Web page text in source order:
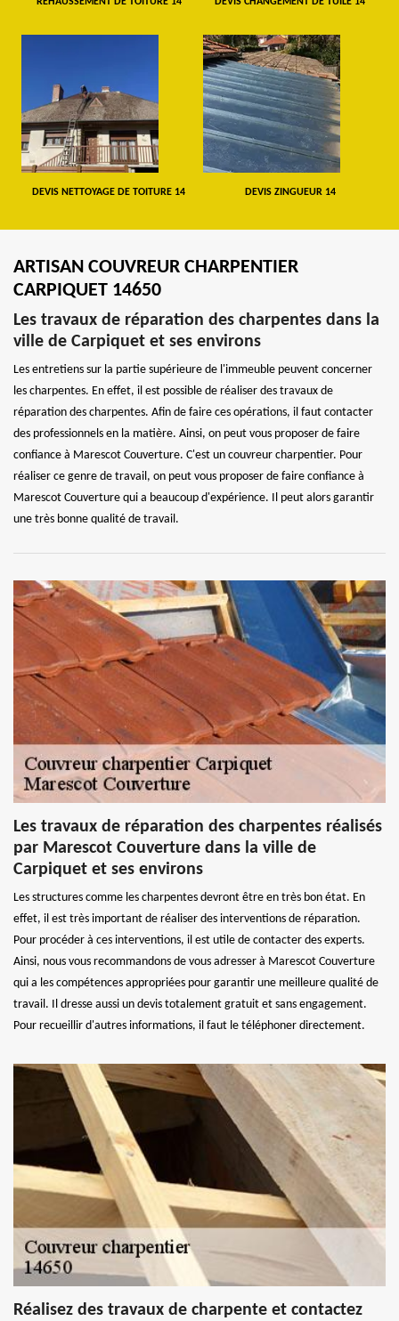
DEVIS NETTOYAGE DE TOITURE 14 DEVIS ZINGUEUR 14
ARTISAN COUVREUR CHARPENTIER
CARPIQUET 14650
Les travaux de réparation des charpentes dans la
ville de Carpiquet et ses environs
Les entretiens sur la partie supérieure de l'immeuble peuvent concerner
les charpentes. En effet, il est possible de réaliser des travaux de
réparation des charpentes. Afin de faire ces opérations, il faut contacter
des professionnels en la matière. Ainsi, on peut vous proposer de faire
confiance à Marescot Couverture. C'est un couvreur charpentier. Pour
réaliser ce genre de travail, on peut vous proposer de faire confiance à
Marescot Couverture qui a beaucoup d'expérience. Il peut alors garantir
une très bonne qualité de travail.
Les travaux de réparation des charpentes réalisés
par Marescot Couverture dans la ville de
Carpiquet et ses environs
Les structures comme les charpentes devront être en très bon état. En
effet, il est très important de réaliser des interventions de réparation.
Pour procéder à ces interventions, il est utile de contacter des experts.
Ainsi, nous vous recommandons de vous adresser à Marescot Couverture
qui a les compétences appropriées pour garantir une meilleure qualité de
travail. Il dresse aussi un devis totalement gratuit et sans engagement.
Pour recueillir d'autres informations, il faut le téléphoner directement.
Réalisez des travaux de charpente et contactez